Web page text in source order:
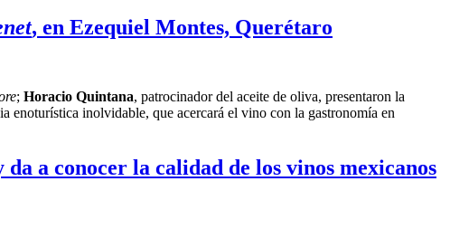
, en Ezequiel Montes, Querétaro
; Horacio Quintana, patrocinador del aceite de oliva, presentaron la
enoturística inolvidable, que acercará el vino con la gastronomía en
a conocer la calidad de los vinos mexicanos